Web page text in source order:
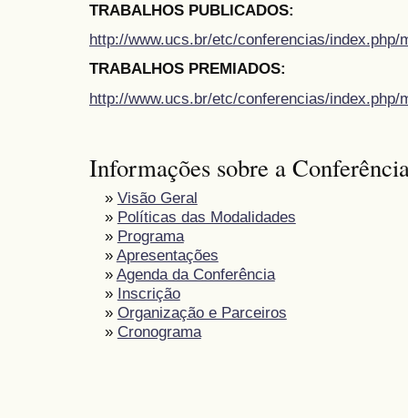
TRABALHOS PUBLICADOS:
http://www.ucs.br/etc/conferencias/
TRABALHOS PREMIADOS:
http://www.ucs.br/etc/conferencias/index.php/
Informações sobre a
» Visão Geral
» Políticas das Modalidades
» Programa
» Apresentações
» Agenda da Conferência
» Inscrição
» Organização e Parceiros
» Cronograma